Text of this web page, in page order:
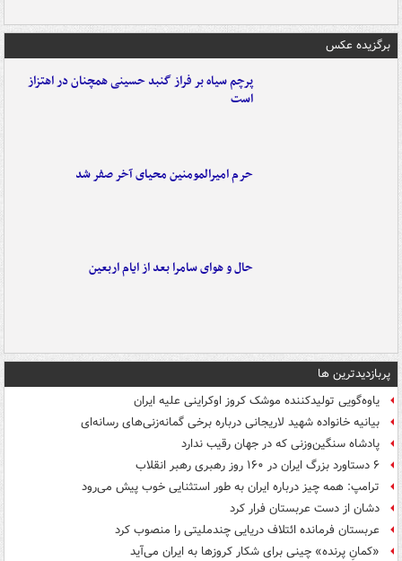
برگزیده عکس
پرچم سیاه بر فراز گنبد حسینی همچنان در اهتزاز
است
حرم امیرالمومنین محیای آخر صفر شد
حال و هوای سامرا بعد از ایام اربعین
پربازدیدترین ها
یاوه‌گویی تولیدکننده موشک کروز اوکراینی علیه ایران
بیانیه خانواده شهید لاریجانی درباره برخی گمانه‌زنی‌های رسانه‌ای
پادشاه سنگین‌وزنی که در جهان رقیب ندارد
۶ دستاورد بزرگ ایران در ۱۶۰ روز رهبری رهبر انقلاب
ترامپ: همه چیز درباره ایران به طور استثنایی خوب پیش می‌رود
دشان از دست عربستان فرار کرد
عربستان فرمانده ائتلاف دریایی چندملیتی را منصوب کرد
«کمانِ پرنده» چینی برای شکار کروزها به ایران می‌آید